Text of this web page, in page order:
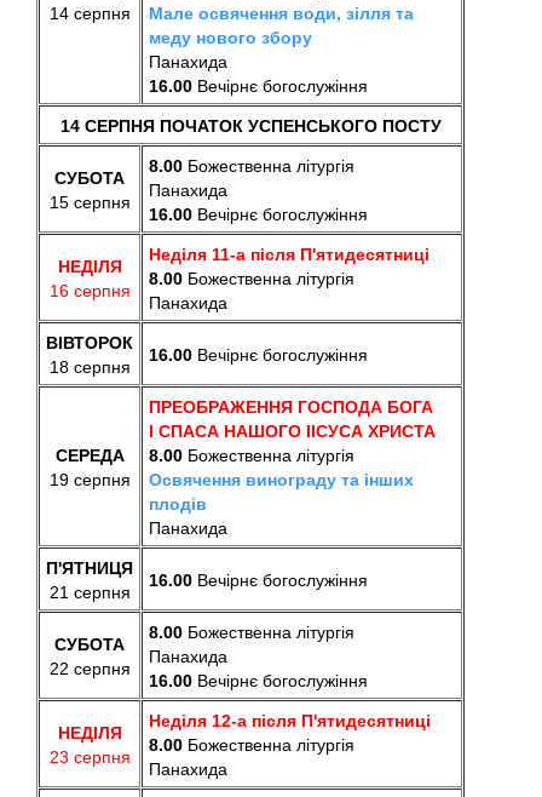
14 серпня
Мале освячення води, зілля та
меду нового збору
Панахида
16.00 Вечірнє богослужіння
14 СЕРПНЯ ПОЧАТОК УСПЕНСЬКОГО ПОСТУ
СУБОТА
15 серпня
8.00 Божественна літургія
Панахида
16.00 Вечірнє богослужіння
НЕДІЛЯ
16 серпня
Неділя 11-а після П'ятидесятниці
8.00 Божественна літургія
Панахида
ВІВТОРОК
18 серпня
16.00 Вечірнє богослужіння
СЕРЕДА
19 серпня
ПРЕОБРАЖЕННЯ ГОСПОДА БОГА
І СПАСА НАШОГО ІІСУСА ХРИСТА
8.00 Божественна літургія
Освячення винограду та інших
плодів
Панахида
П'ЯТНИЦЯ
21 серпня
16.00 Вечірнє богослужіння
СУБОТА
22 серпня
8.00 Божественна літургія
Панахида
16.00 Вечірнє богослужіння
НЕДІЛЯ
23 серпня
Неділя 12-а після П'ятидесятниці
8.00 Божественна літургія
Панахида